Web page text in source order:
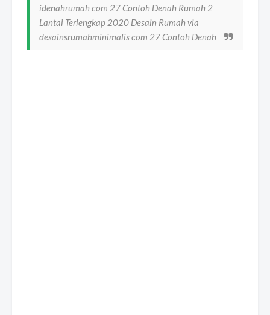
idenahrumah com 27 Contoh Denah Rumah 2
Lantai Terlengkap 2020 Desain Rumah via
desainsrumahminimalis com 27 Contoh Denah